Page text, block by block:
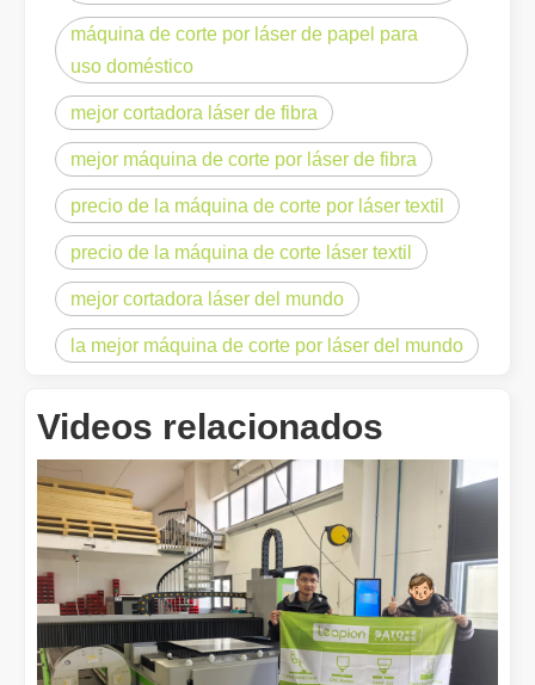
¿Cuánto cuesta una cortadora láser? ¿Cómo elegir la mejor?
Las máquinas de corte por láser son una herramienta
¿Es caro el dispositivo de soldadura láser? ¿Cómo comprar uno rentable?
En la fabricación y la ingeniería modernas, la precisión y la
máquina de corte por láser de papel para
uso doméstico
mejor cortadora láser de fibra
mejor máquina de corte por láser de fibra
precio de la máquina de corte por láser textil
precio de la máquina de corte láser textil
mejor cortadora láser del mundo
la mejor máquina de corte por láser del mundo
Videos relacionados